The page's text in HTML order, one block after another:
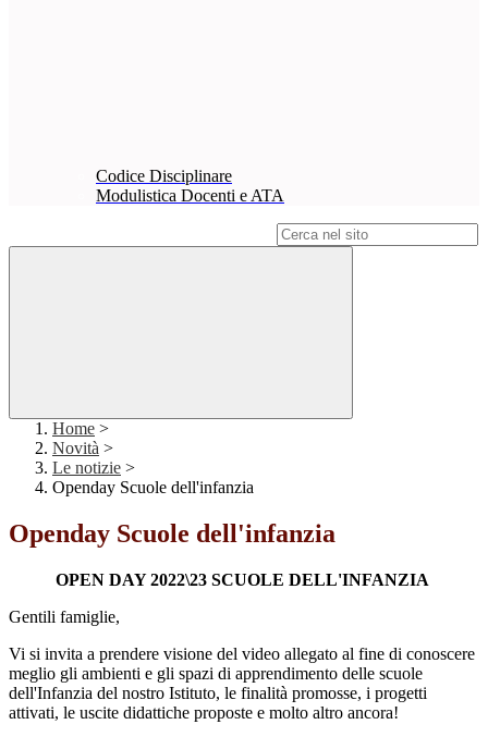
Codice Disciplinare
Modulistica Docenti e ATA
Home >
Novità >
Le notizie >
Openday Scuole dell'infanzia
Openday Scuole dell'infanzia
OPEN DAY 2022\23 SCUOLE DELL'INFANZIA
Gentili famiglie,
Vi si invita a prendere visione del video allegato al fine di conoscere
meglio gli ambienti e gli spazi di apprendimento delle scuole
dell'Infanzia del nostro Istituto, le finalità promosse, i progetti
attivati, le uscite didattiche proposte e molto altro ancora!